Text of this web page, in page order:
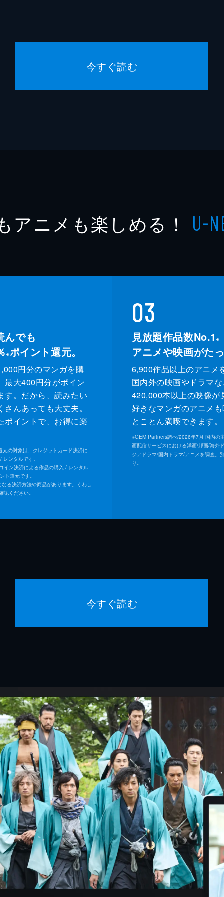
今すぐ読む
アニメも楽しめる！ U-
んでも
※ポイント還元。
円分のマンガを購
最大400円分がポイン
す。だから、読みたい
さんあっても大丈夫。
ポイントで、お得に楽
元の対象は、クレジットカード決済に
ンタルです。
イン決済による作品の購入 / レンタル
ト還元です。
る決済方法や商品があります。くわし
認ください。
03
見放題作品数No.1 ※
アニメや映画がたっ
6,900作品以上のアニメ
国内外の映画やドラマな
420,000本以上の映像が
好きなマンガのアニメも
とことん満喫できます。
※GEM Partners調べ/2026年7⽉ 国内の
画配信サービスにおける洋画/邦画/海外
ジアドラマ/国内ドラマ/アニメを調査。
り。
今すぐ読む